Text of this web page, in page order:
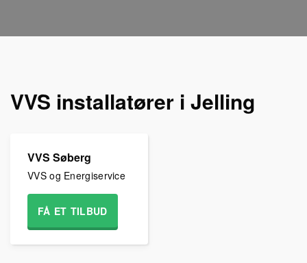
VVS installatører i Jelling
VVS Søberg
VVS og Energiservice
FÅ ET TILBUD